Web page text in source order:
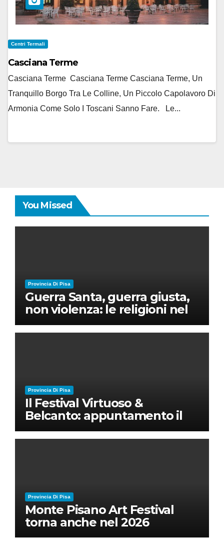
Centri Termali
Casciana Terme
Casciana Terme Casciana Terme Casciana Terme, Un
Tranquillo Borgo Tra Le Colline, Un Piccolo Capolavoro Di
Armonia Come Solo I Toscani Sanno Fare. Le...
You Missed
Provincia Di Pisa
Guerra Santa, guerra giusta,
non violenza: le religioni nel
nuovo disordine mondiale
Provincia Di Pisa
Il Festival Virtuoso &
Belcanto: appuntamento il
28 luglio a Palazzo Blu con
Ruben Micieli
Provincia Di Pisa
Monte Pisano Art Festival
torna anche nel 2026